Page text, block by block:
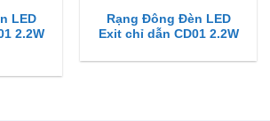
LED
2.2W
Rạng Đông Đèn LED
Exit chỉ dẫn CD01 2.2W